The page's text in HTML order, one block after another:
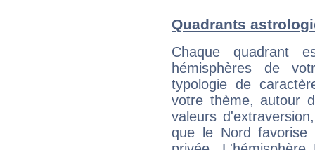
Quadrants
Chaque quadrant
hémisphères de
typologie de
votre thème, autour
valeurs
que le Nord favorise